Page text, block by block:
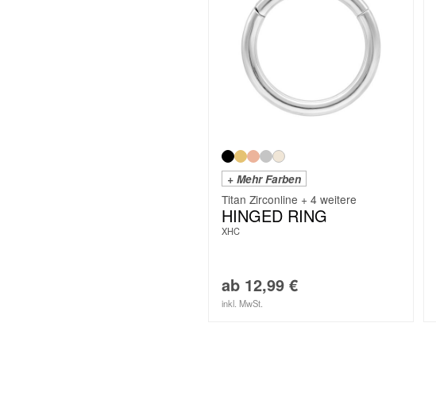
+ Mehr Farben
Titan Zirconline + 4 weitere
HINGED RING
XHC
ab 12,99 €
inkl. MwSt.